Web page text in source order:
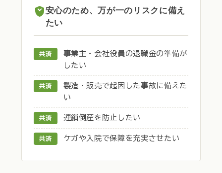
安心のため、万が一のリスクに備え
たい
共済
事業主・会社役員の退職金の準備が
したい
共済
製造・販売で起因した事故に備えた
い
共済 連鎖倒産を防止したい
共済 ケガや入院で保障を充実させたい